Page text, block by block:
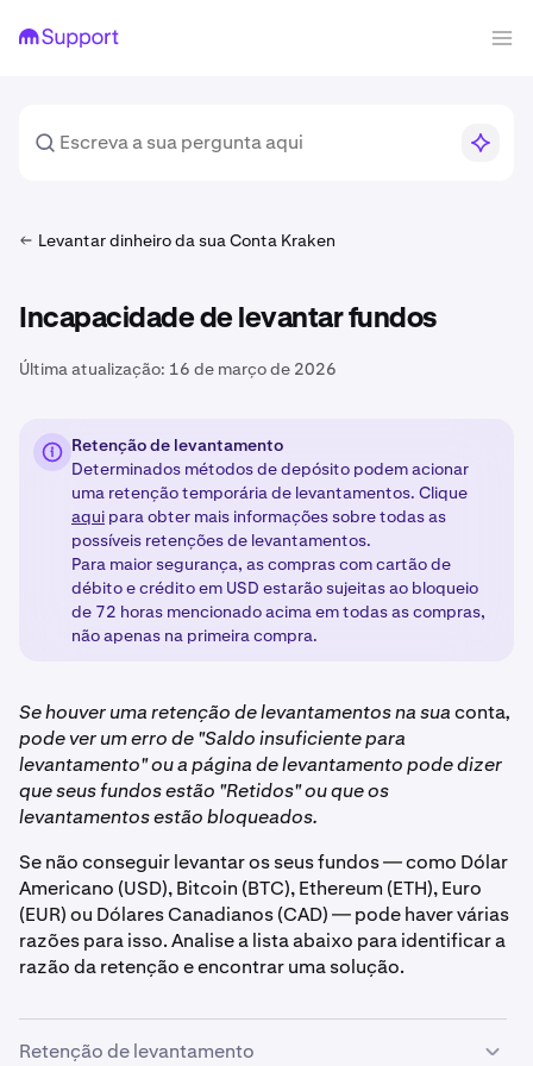
Levantar dinheiro da sua Conta Kraken
Incapacidade de levantar fundos
Última atualização: 16 de março de 2026
Retenção de levantamento
Determinados métodos de depósito podem acionar
uma retenção temporária de levantamentos. Clique
aqui para obter mais informações sobre todas as
possíveis retenções de levantamentos.
Para maior segurança, as compras com cartão de
débito e crédito em USD estarão sujeitas ao bloqueio
de 72 horas mencionado acima em todas as compras,
não apenas na primeira compra.
Se houver uma retenção de levantamentos na suaconta,
pode ver um erro de "Saldo insuficiente para
levantamento" ou a página de levantamento pode dizer
que seus fundos estão "Retidos" ou que os
levantamentos estão bloqueados.
Se não conseguir levantar os seus fundos — como Dólar
Americano (USD), Bitcoin (BTC), Ethereum (ETH), Euro
(EUR) ou Dólares Canadianos (CAD) — pode haver várias
razões para isso. Analise a lista abaixo para identificar a
razão da retenção e encontrar uma solução.
Retenção de levantamento